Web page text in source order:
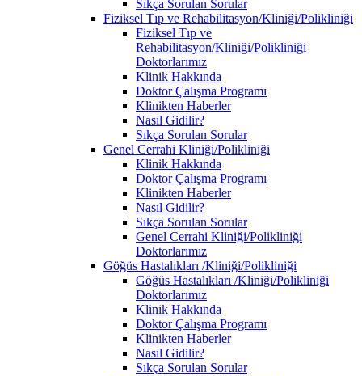
Sıkça Sorulan Sorular
Fiziksel Tıp ve Rehabilitasyon/Kliniği/Polikliniği
Fiziksel Tıp ve
Rehabilitasyon/Kliniği/Polikliniği
Doktorlarımız
Klinik Hakkında
Doktor Çalışma Programı
Klinikten Haberler
Nasıl Gidilir?
Sıkça Sorulan Sorular
Genel Cerrahi Kliniği/Polikliniği
Klinik Hakkında
Doktor Çalışma Programı
Klinikten Haberler
Nasıl Gidilir?
Sıkça Sorulan Sorular
Genel Cerrahi Kliniği/Polikliniği
Doktorlarımız
Göğüs Hastalıkları /Kliniği/Polikliniği
Göğüs Hastalıkları /Kliniği/Polikliniği
Doktorlarımız
Klinik Hakkında
Doktor Çalışma Programı
Klinikten Haberler
Nasıl Gidilir?
Sıkça Sorulan Sorular